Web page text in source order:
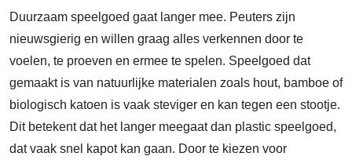
Duurzaam speelgoed gaat langer mee. Peuters zijn
nieuwsgierig en willen graag alles verkennen door te
voelen, te proeven en ermee te spelen. Speelgoed dat
gemaakt is van natuurlijke materialen zoals hout, bamboe of
biologisch katoen is vaak steviger en kan tegen een stootje.
Dit betekent dat het langer meegaat dan plastic speelgoed,
dat vaak snel kapot kan gaan. Door te kiezen voor